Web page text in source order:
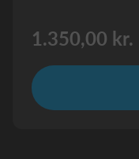
1.350,00 kr.